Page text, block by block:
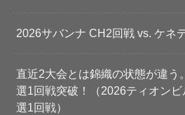
2026サバンナ CH2回戦 vs. ケネ
直近2大会とは錦織の状態が違う
選1回戦突破！（2026ティオン
選1回戦）